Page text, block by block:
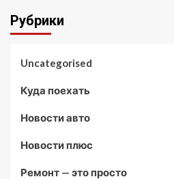
Рубрики
Uncategorised
Куда поехать
Новости авто
Новости плюс
Ремонт — это просто